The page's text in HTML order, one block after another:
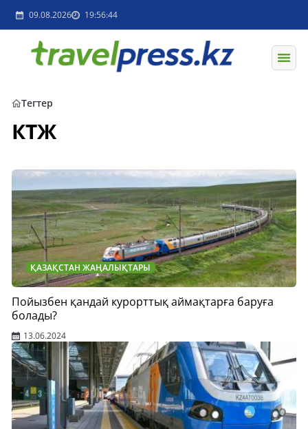
09.08.2026 19:56:44
Тегтер
КТЖ
ҚАЗАҚСТАН ЖАҢАЛЫҚТАРЫ
Пойызбен қандай курорттық аймақтарға баруға
болады?
13.06.2024